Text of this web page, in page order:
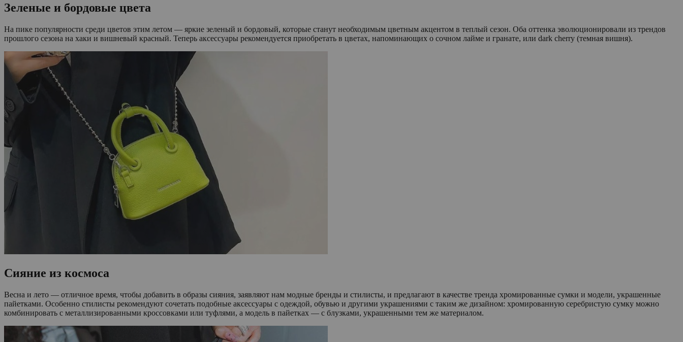
Зеленые и бордовые цвета
На пике популярности среди цветов этим летом — яркие зеленый и бордовый, которые станут необходимым цветным акцентом в теплый сезон. Оба оттенка эволюционировали из трендов
прошлого сезона на хаки и вишневый красный. Теперь аксессуары рекомендуется приобретать в цветах, напоминающих о сочном лайме и гранате, или dark cherry (темная вишня).
Сияние из космоса
Весна и лето — отличное время, чтобы добавить в образы сияния, заявляют нам модные бренды и стилисты, и предлагают в качестве тренда хромированные сумки и модели, украшенные
пайетками. Особенно стилисты рекомендуют сочетать подобные аксессуары с одеждой, обувью и другими украшениями с таким же дизайном: хромированную серебристую сумку можно
комбинировать с металлизированными кроссовками или туфлями, а модель в пайетках — с блузками, украшенными тем же материалом.